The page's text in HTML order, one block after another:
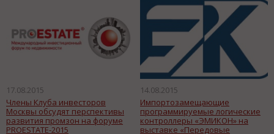
17.08.2015
Члены Клуба инвесторов
Москвы обсудят перспективы
развития промзон на форуме
PROESTATE-2015
14.08.2015
Импортозамещающие
программируемые логические
контроллеры «ЭМИКОН» на
выставке «Передовые